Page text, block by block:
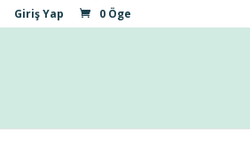
Giriş Yap 0 Öge